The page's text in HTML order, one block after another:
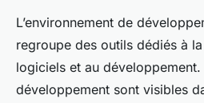
L’environnement de
regroupe des outils dédiés à
logiciels et au
développement sont visibles